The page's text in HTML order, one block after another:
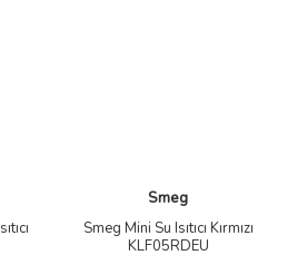
Smeg
Smeg Mini Su Isıtıcı Kırmızı
KLF05RDEU